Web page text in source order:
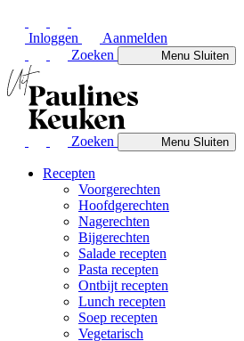
Inloggen
Aanmelden
Zoeken
MenuSluiten
Zoeken MenuSluiten
Recepten
Voorgerechten
Hoofdgerechten
Nagerechten
Bijgerechten
Salade recepten
Pasta recepten
Ontbijt recepten
Lunch recepten
Soep recepten
Vegetarisch